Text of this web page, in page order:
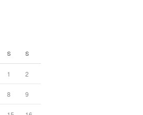
S S
1 2
8 9